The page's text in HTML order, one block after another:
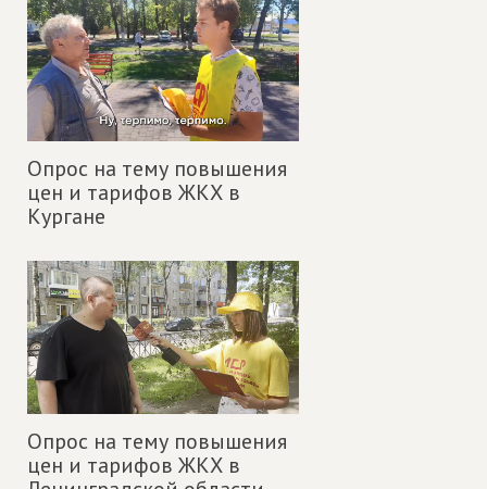
Опрос на тему повышения
цен и тарифов ЖКХ в
Кургане
Опрос на тему повышения
цен и тарифов ЖКХ в